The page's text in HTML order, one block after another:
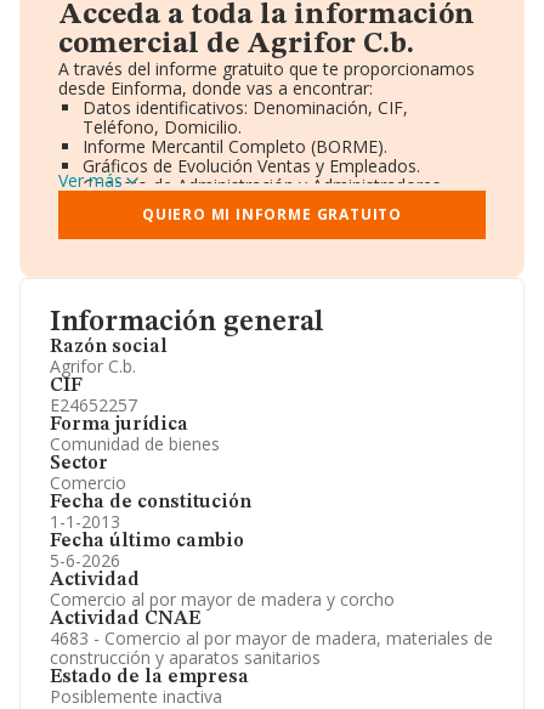
Información general
Razón social
Agrifor C.b.
CIF
E24652257
Forma jurídica
Comunidad de bienes
Sector
Comercio
Fecha de constitución
1-1-2013
Fecha último cambio
5-6-2026
Actividad
Comercio al por mayor de madera y corcho
Actividad CNAE
4683 - Comercio al por mayor de madera, materiales de
construcción y aparatos sanitarios
Estado de la empresa
Posiblemente inactiva
Acceda a toda la información
comercial de Agrifor C.b.
A través del informe gratuito que te proporcionamos
desde Einforma, donde vas a encontrar:
Datos identificativos: Denominación, CIF,
Teléfono, Domicilio.
Informe Mercantil Completo (BORME).
Gráficos de Evolución Ventas y Empleados.
Consejo de Administración y Administradores.
Directivos y Ejecutivos.
Accionistas.
Participaciones y Vinculaciones en otras empresas.
Información oficial y registral complementaria.
Ver más
QUIERO MI INFORME GRATUITO